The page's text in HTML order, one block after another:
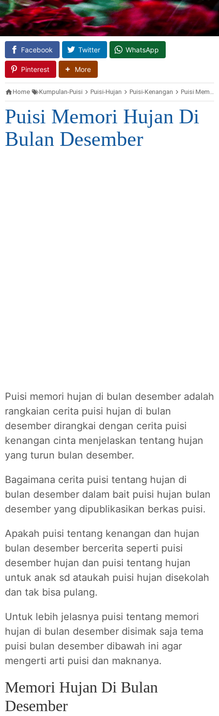
Facebook Twitter WhatsApp
Pinterest More
Home Kumpulan-Puisi Puisi-Hujan Puisi-Kenangan Puisi Memori Hujan Di Bulan Desember
Puisi Memori Hujan Di
Bulan Desember
Puisi memori hujan di bulan desember adalah
rangkaian cerita puisi hujan di bulan
desember dirangkai dengan cerita puisi
kenangan cinta menjelaskan tentang hujan
yang turun bulan desember.
Bagaimana cerita puisi tentang hujan di
bulan desember dalam bait puisi hujan bulan
desember yang dipublikasikan berkas puisi.
Apakah puisi tentang kenangan dan hujan
bulan desember bercerita seperti puisi
desember hujan dan puisi tentang hujan
untuk anak sd ataukah puisi hujan disekolah
dan tak bisa pulang.
Untuk lebih jelasnya puisi tentang memori
hujan di bulan desember disimak saja tema
puisi bulan desember dibawah ini agar
mengerti arti puisi dan maknanya.
Memori Hujan Di Bulan
Desember